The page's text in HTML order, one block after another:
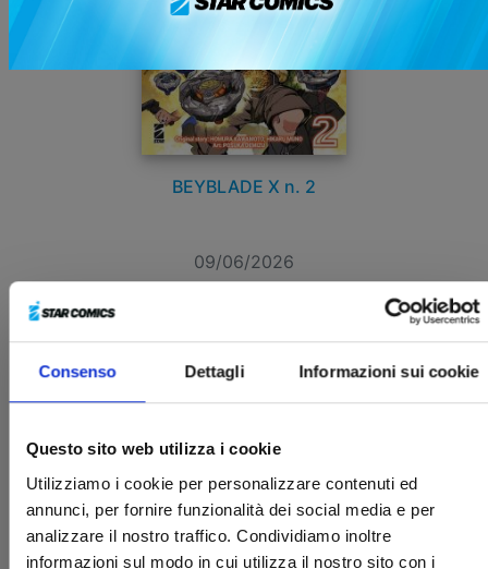
Consenso Dettagli Informazioni sui cookie
Questo sito web utilizza i cookie
Utilizziamo i cookie per personalizzare contenuti ed
annunci, per fornire funzionalità dei social media e per
analizzare il nostro traffico. Condividiamo inoltre
informazioni sul modo in cui utilizza il nostro sito con i
BEYBLADE X n. 2
09/06/2026